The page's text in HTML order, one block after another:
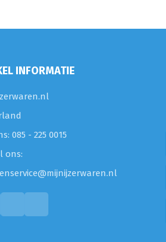
INFORMATIE
085 - 225 0015
ons: